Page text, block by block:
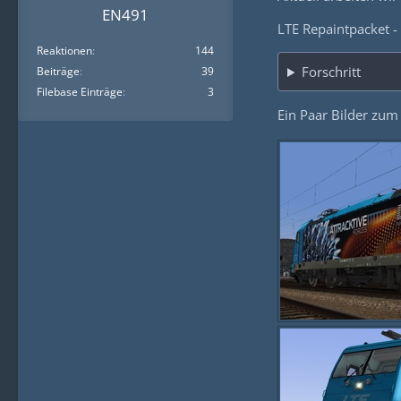
EN491
Reaktionen
144
Beiträge
39
Filebase Einträge
3
LTE Repaintpacket
Forschritt
Ein Paar Bilder